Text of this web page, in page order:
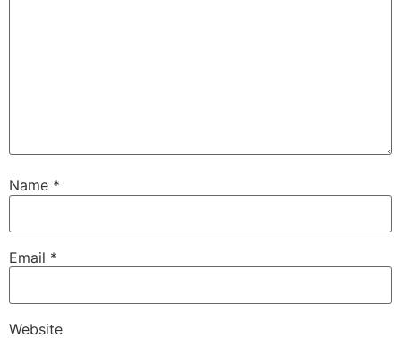
Name *
Email *
Website